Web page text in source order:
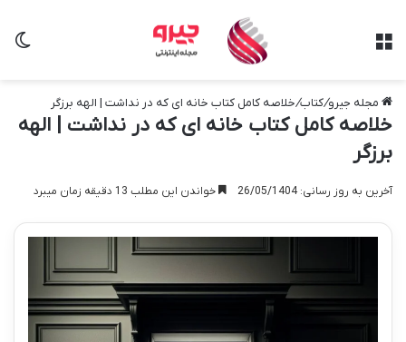
مجله جیرو/کتاب/خلاصه کامل کتاب خانه ای که در نداشت | الهه برزگر
خلاصه کامل کتاب خانه ای که در نداشت | الهه
برزگر
آخرین به روز رسانی: 26/05/1404 خواندن این مطلب 13 دقیقه زمان میبرد